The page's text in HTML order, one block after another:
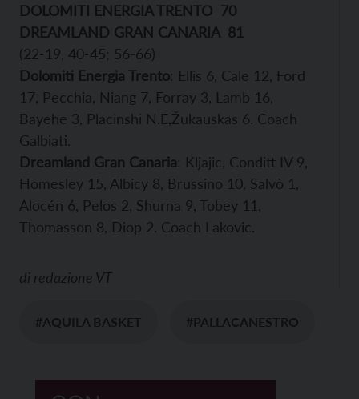
DOLOMITI ENERGIA TRENTO 70
DREAMLAND GRAN CANARIA 81
(22-19, 40-45; 56-66)
Dolomiti Energia Trento: Ellis 6, Cale 12, Ford
17, Pecchia, Niang 7, Forray 3, Lamb 16,
Bayehe 3, Placinshi N.E,Žukauskas 6. Coach
Galbiati.
Dreamland Gran Canaria: Kljajic, Conditt IV 9,
Homesley 15, Albicy 8, Brussino 10, Salvò 1,
Alocén 6, Pelos 2, Shurna 9, Tobey 11,
Thomasson 8, Diop 2. Coach Lakovic.
di redazione VT
#AQUILA BASKET #PALLACANESTRO